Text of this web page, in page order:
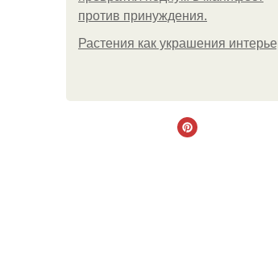
против принуждения.
Растения как украшения